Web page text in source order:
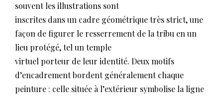
souvent les illustrations sont
inscrites dans un cadre géométrique très strict, une
façon de figurer le resserrement de la tribu en un
lieu protégé, tel un temple
virtuel porteur de leur identité. Deux motifs
d’encadrement bordent généralement chaque
peinture : celle située à l’extérieur symbolise la ligne